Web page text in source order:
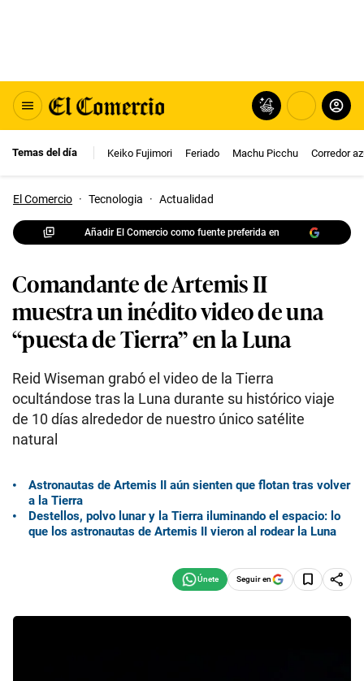
Temas del día Keiko Fujimori Feriado Machu Picchu Corredor
El Comercio · Tecnologia · Actualidad
Añadir El Comercio como fuente preferida en
Comandante de Artemis II
muestra un inédito video de una
“puesta de Tierra” en la Luna
Reid Wiseman grabó el video de la Tierra
ocultándose tras la Luna durante su histórico viaje
de 10 días alrededor de nuestro único satélite
natural
Astronautas de Artemis II aún sienten que flotan tras volver
a la Tierra
Destellos, polvo lunar y la Tierra iluminando el espacio: lo
que los astronautas de Artemis II vieron al rodear la Luna
Seguir en